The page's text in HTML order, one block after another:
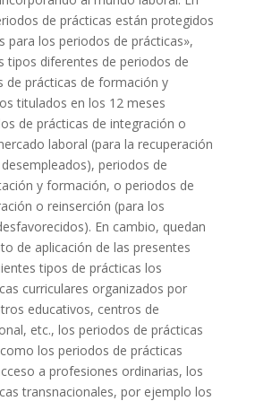
de prácticas están protegidos
para los periodos de prácticas»,
tipos diferentes de periodos de
de prácticas de formación y
titulados en los 12 meses
de prácticas de integración o
laboral (para la recuperación
periodos de
y formación, o periodos de
o reinserción (para los
En cambio, quedan
de aplicación de las presentes
tipos de prácticas los
curriculares organizados por
educativos, centros de
etc., los periodos de prácticas
los periodos de prácticas
a profesiones ordinarias, los
transnacionales, por ejemplo los